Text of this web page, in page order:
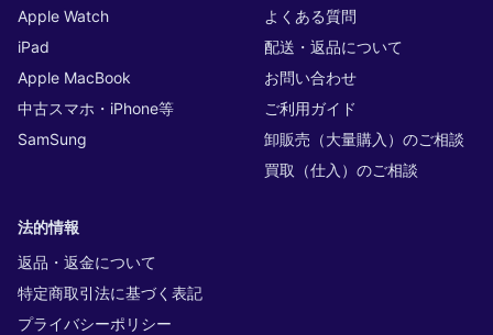
Apple Watch
iPad
Apple MacBook
中古スマホ・iPhone等
SamSung
よくある質問
配送・返品について
お問い合わせ
ご利用ガイド
卸販売（大量購入）のご相談
買取（仕入）のご相談
法的情報
返品・返金について
特定商取引法に基づく表記
プライバシーポリシー